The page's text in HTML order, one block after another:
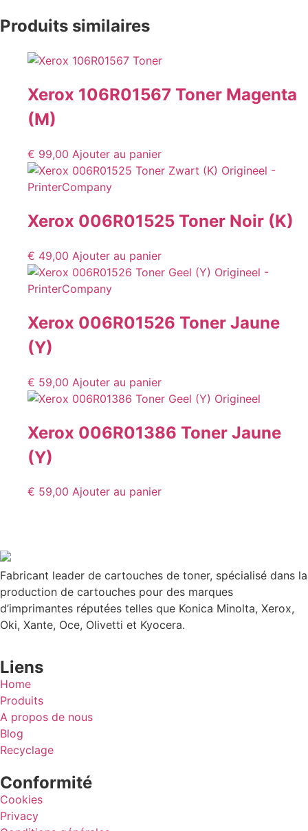
Produits similaires
Xerox 106R01567 Toner Magenta
(M)
€ 99,00 Ajouter au panier
Xerox 006R01525 Toner Noir (K)
€ 49,00 Ajouter au panier
Xerox 006R01526 Toner Jaune
(Y)
€ 59,00 Ajouter au panier
Xerox 006R01386 Toner Jaune
(Y)
€ 59,00 Ajouter au panier
Fabricant leader de cartouches de toner, spécialisé dans la
production de cartouches pour des marques
d’imprimantes réputées telles que Konica Minolta, Xerox,
Oki, Xante, Oce, Olivetti et Kyocera.
Liens
Home
Produits
A propos de nous
Blog
Recyclage
Conformité
Cookies
Privacy